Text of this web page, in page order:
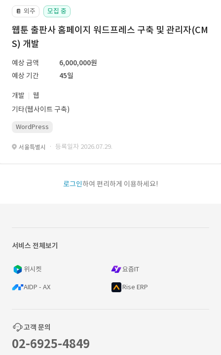
📔 외주 모집 중
웹툰 출판사 홈페이지 워드프레스 구축 및 관리자(CM
S) 개발
예상 금액
6,000,000원
예상 기간
45일
개발
웹
기타(웹사이트 구축)
WordPress
서울특별시 · 등록일자 2026.07.29.
로그인하여 편리하게 이용하세요!
서비스 전체보기
위시켓 요즘IT
AIDP - AX Rise ERP
고객 문의
02-6925-4849